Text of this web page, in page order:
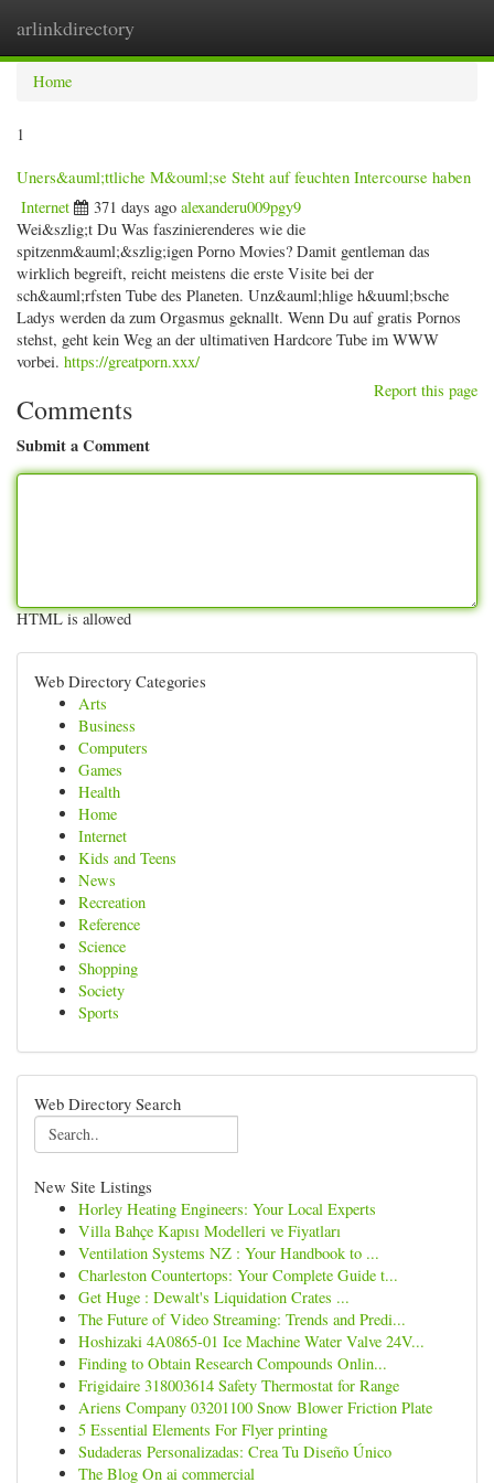
arlinkdirectory
Home
1
Uners&auml;ttliche M&ouml;se Steht auf feuchten Intercourse haben
Internet 371 days ago alexanderu009pgy9
Wei&szlig;t Du Was faszinierenderes wie die
spitzenm&auml;&szlig;igen Porno Movies? Damit gentleman das
wirklich begreift, reicht meistens die erste Visite bei der
sch&auml;rfsten Tube des Planeten. Unz&auml;hlige h&uuml;bsche
Ladys werden da zum Orgasmus geknallt. Wenn Du auf gratis Pornos
stehst, geht kein Weg an der ultimativen Hardcore Tube im WWW
vorbei. https://greatporn.xxx/
Report this page
Comments
Submit a Comment
HTML is allowed
Web Directory Categories
Arts
Business
Computers
Games
Health
Home
Internet
Kids and Teens
News
Recreation
Reference
Science
Shopping
Society
Sports
Web Directory Search
New Site Listings
Horley Heating Engineers: Your Local Experts
Villa Bahçe Kapısı Modelleri ve Fiyatları
Ventilation Systems NZ : Your Handbook to ...
Charleston Countertops: Your Complete Guide t...
Get Huge : Dewalt's Liquidation Crates ...
The Future of Video Streaming: Trends and Predi...
Hoshizaki 4A0865-01 Ice Machine Water Valve 24V...
Finding to Obtain Research Compounds Onlin...
Frigidaire 318003614 Safety Thermostat for Range
Ariens Company 03201100 Snow Blower Friction Plate
5 Essential Elements For Flyer printing
Sudaderas Personalizadas: Crea Tu Diseño Único
The Blog On ai commercial